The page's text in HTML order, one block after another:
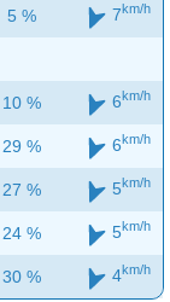
5 % 7km/h
10 % 6km/h
29 % 6km/h
27 % 5km/h
24 % 5km/h
30 % 4km/h